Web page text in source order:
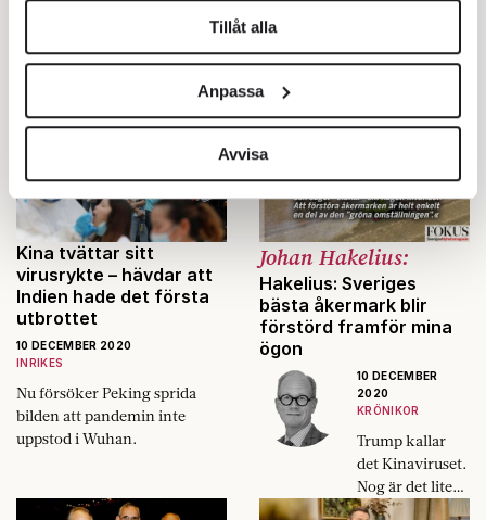
Vi använder enhetsidentifierare för att anpassa innehållet
för sociala medier och analysera vår trafik. Vi
vidarebefordrar även sådana identifierare och annan
information från din enhet till de sociala medier och
annons- och analysföretag som vi samarbetar med.
Dessa kan i sin tur kombinera informationen med annan
information som du har tillhandahållit eller som de har
samlat in när du har använt deras tjänster.
Om du vill läsa mer om hur vi hanterar personuppgifter
kan du göra det
Tillåt alla
Anpassa
Avvisa
När forskningen löper amok
varnar konsten först.
Kluster-
Om skönheten i
Kina tvättar sitt
virusrykte – hävdar att
Indien hade det första
utbrottet
10 DECEMBER 2020
INRIKES
Nu försöker Peking sprida
bilden att pandemin inte
uppstod i Wuhan.
Johan Hakelius:
Hakelius: Sveriges
bästa åkermark blir
förstörd framför mina
ögon
10 DECEMBER
2020
KRÖNIKOR
Trump kallar
det Kinaviruset.
Nog är det lite
kul ändå.